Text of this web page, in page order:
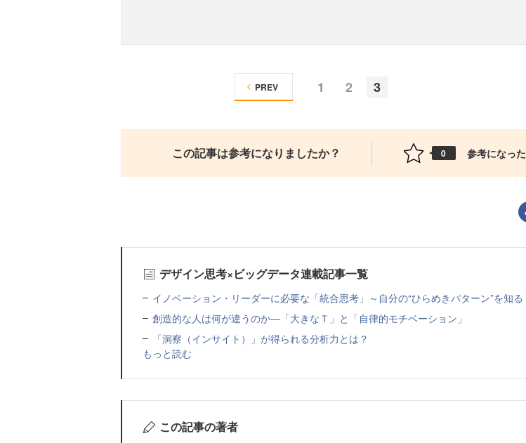
1 2 3
PREV
この記事は参考になりましたか？ 0 参考になった
デザイン思考×ビッグデータ連載記事一覧
イノベーション・リーダーに必要な「統合思考」～自分の“ひらめきパターン”を知る
創造的な人は何が違うのか―「大きなＴ」と「自律的モチベーション」
「洞察（インサイト）」が得られる分析力とは？
もっと読む
この記事の著者